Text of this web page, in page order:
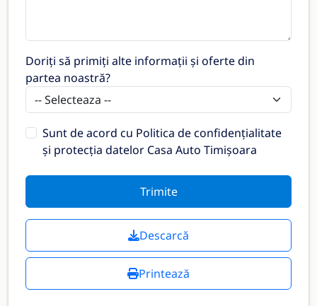
Doriți să primiți alte informații și oferte din
partea noastră?
Sunt de acord cu Politica de confidențialitate
și protecția datelor Casa Auto Timișoara
Trimite
Descarcă
Printează